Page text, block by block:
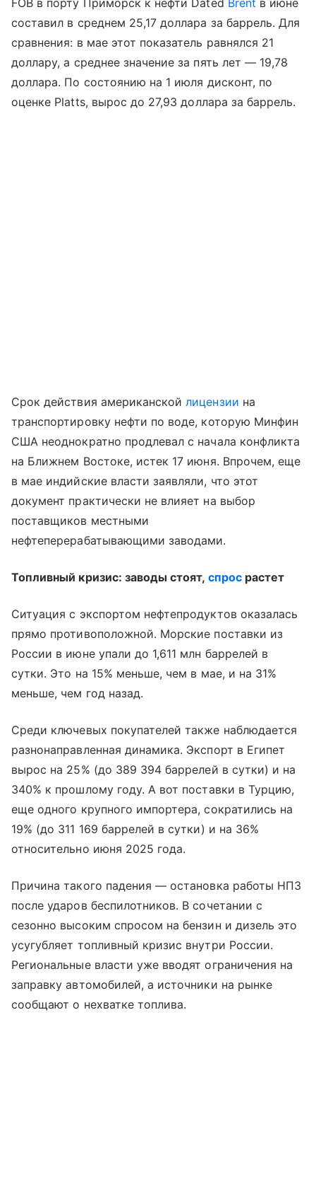
FOB в порту Приморск к нефти Dated Brent в июне
составил в среднем 25,17 доллара за баррель. Для
сравнения: в мае этот показатель равнялся 21
доллару, а среднее значение за пять лет — 19,78
доллара. По состоянию на 1 июля дисконт, по
оценке Platts, вырос до 27,93 доллара за баррель.
Срок действия американскойлицензии на
транспортировку нефти по воде, которую Минфин
США неоднократно продлевал с начала конфликта
на Ближнем Востоке, истек 17 июня. Впрочем, еще
в мае индийские власти заявляли, что этот
документ практически не влияет на выбор
поставщиков местными
нефтеперерабатывающими заводами.
Топливный кризис: заводы стоят, спросрастет
Ситуация с экспортом нефтепродуктов оказалась
прямо противоположной. Морские поставки из
России в июне упали до 1,611 млн баррелей в
сутки. Это на 15% меньше, чем в мае, и на 31%
меньше, чем год назад.
Среди ключевых покупателей также наблюдается
разнонаправленная динамика. Экспорт в Египет
вырос на 25% (до 389 394 баррелей в сутки) и на
340% к прошлому году. А вот поставки в Турцию,
еще одного крупного импортера, сократились на
19% (до 311 169 баррелей в сутки) и на 36%
относительно июня 2025 года.
Причина такого падения — остановка работы НПЗ
после ударов беспилотников. В сочетании с
сезонно высоким спросом на бензин и дизель это
усугубляет топливный кризис внутри России.
Региональные власти уже вводят ограничения на
заправку автомобилей, а источники на рынке
сообщают о нехватке топлива.